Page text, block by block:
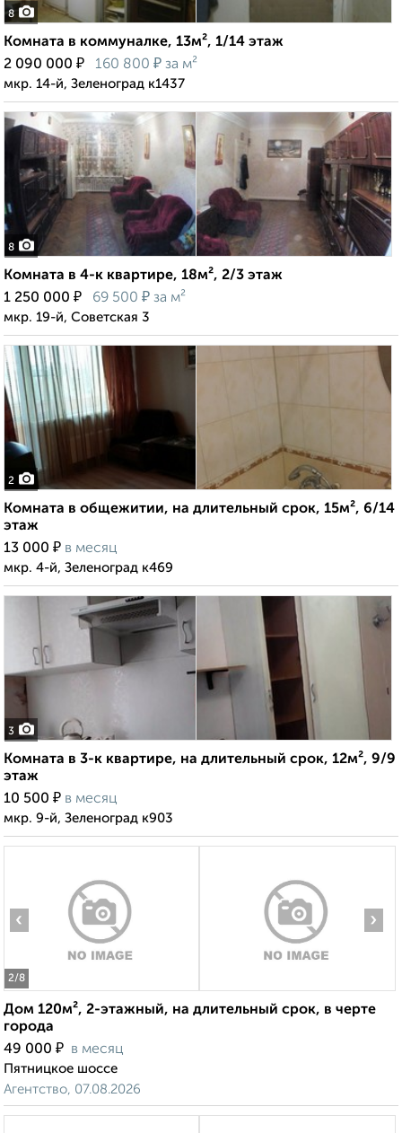
8
Комната в коммуналке, 13м², 1/14 этаж
2 090 000 ₽ 160 800 ₽ за м²
мкр. 14-й, Зеленоград к1437
8
Комната в 4-к квартире, 18м², 2/3 этаж
1 250 000 ₽ 69 500 ₽ за м²
мкр. 19-й, Советская 3
2
Комната в общежитии, на длительный срок, 15м², 6/14
этаж
13 000 ₽ в месяц
мкр. 4-й, Зеленоград к469
3
Комната в 3-к квартире, на длительный срок, 12м², 9/9
этаж
10 500 ₽ в месяц
мкр. 9-й, Зеленоград к903
2/8
‹ ›
Дом 120м², 2-этажный, на длительный срок, в черте
города
49 000 ₽ в месяц
Пятницкое шоссе
Агентство, 07.08.2026